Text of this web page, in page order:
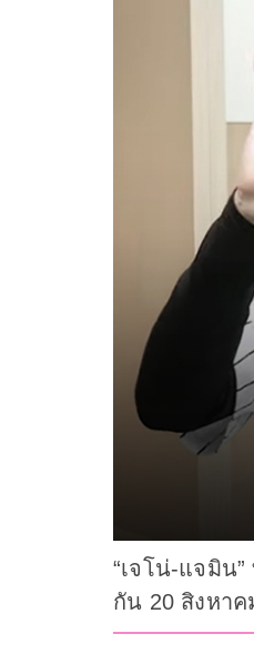
“เจโน่-แจมิน
กัน 20 สิงหา